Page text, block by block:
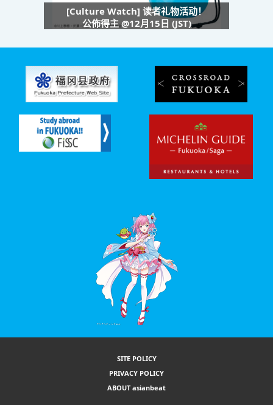
[Culture Watch] 读者礼物活动！
公佈得主 @12月15日 (JST)
SITE POLICY
PRIVACY POLICY
ABOUT asianbeat